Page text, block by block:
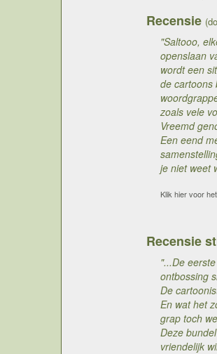
Recensie
"Saltooo,
openslaan
wordt een
de cartoons
zoals vele
Vreemd
Een eend
je niet weet
Klik hier voor
Recensie
"...De
ontbossing
De
En wat het
grap toch
Deze
vriendelijk